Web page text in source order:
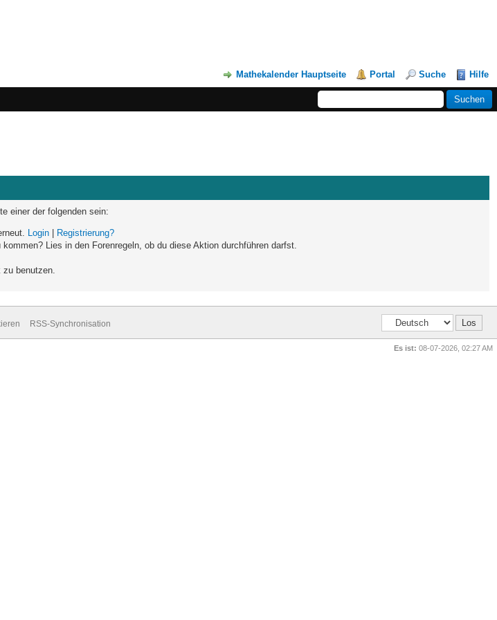
Mathekalender Hauptseite Portal Suche Hilfe
einer der folgenden sein:
Login
Registrierung?
Lies in den Forenregeln, ob du diese Aktion durchführen darfst.
zu benutzen.
RSS-Synchronisation
Es ist: 08-07-2026, 02:27 AM